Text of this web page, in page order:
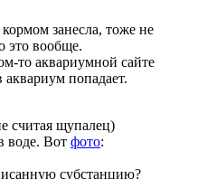
занесла, тоже не
это вообще.
то аквариумной сайте
аквариум попадает.
считая щупалец)
воде. Вот фото:
субстанцию?